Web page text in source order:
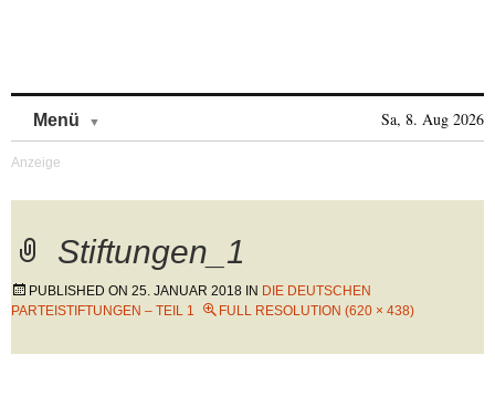
Menü Sa, 8. Aug 2026
Stiftungen_1
PUBLISHED ON 25. JANUAR 2018 IN DIE DEUTSCHEN
PARTEISTIFTUNGEN – TEIL 1
FULL RESOLUTION (620 × 438)